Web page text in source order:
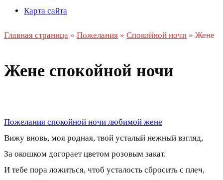
Карта сайта
Главная страница » Пожелания » Спокойной ночи » Жене
Жене спокойной ночи
Пожелания спокойной ночи любимой жене
Вижу вновь, моя родная, твой усталый нежный взгляд,
За окошком догорает цветом розовым закат.
И тебе пора ложиться, чтоб усталость сбросить с плеч,